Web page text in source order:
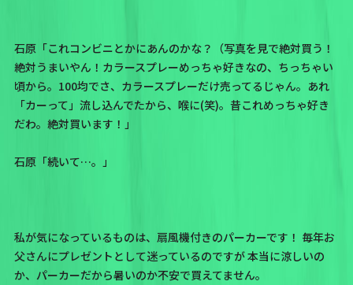
石原「これコンビニとかにあんのかな？（写真を見で絶対買う！
絶対うまいやん！カラースプレーめっちゃ好きなの、ちっちゃい
頃から。100均でさ、カラースプレーだけ売ってるじゃん。あれ
「カーって」流し込んでたから、喉に(笑)。昔これめっちゃ好き
だわ。絶対買います！」
石原「続いて…。」
私が気になっているものは、扇風機付きのパーカーです！ 毎年お
父さんにプレゼントとして迷っているのですが 本当に涼しいの
か、パーカーだから暑いのか不安で買えてません。